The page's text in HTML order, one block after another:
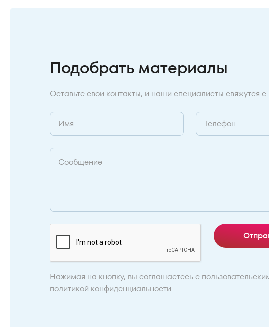
Подобрать материалы
Оставьте свои контакты, и наши специалисты свяжутся
Нажимая на кнопку, вы соглашаетесь с
политикой конфиденциальности